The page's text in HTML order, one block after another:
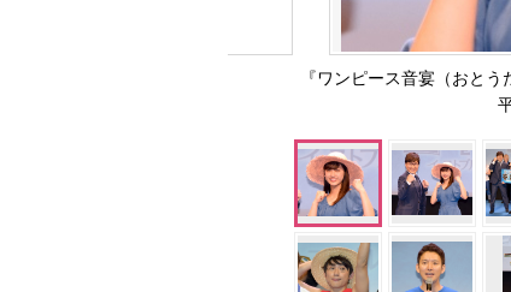
『ワンピース音宴（おと